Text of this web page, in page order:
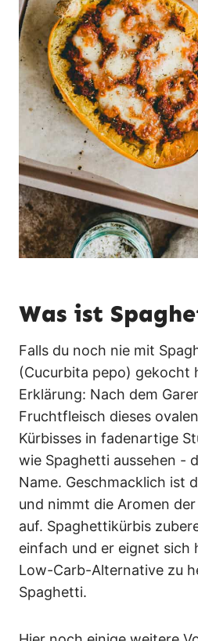
Was ist
Falls du noch nie mit
(Cucurbita pepo) gekocht
Erklärung: Nach dem
Fruchtfleisch dieses
Kürbisses in fadenartige
wie Spaghetti aussehen -
Name. Geschmacklich ist
und nimmt die Aromen
auf. Spaghettikürbis
einfach und er eignet sich
Low-Carb-Alternative zu
Spaghetti.